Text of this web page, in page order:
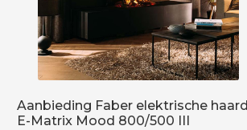
Aanbieding Faber elektrische haard
E-Matrix Mood 800/500 III